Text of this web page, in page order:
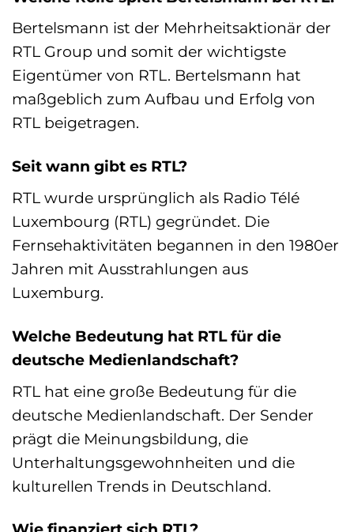
Bertelsmann ist der Mehrheitsaktionär der
RTL Group und somit der wichtigste
Eigentümer von RTL. Bertelsmann hat
maßgeblich zum Aufbau und Erfolg von
RTL beigetragen.
Seit wann gibt es RTL?
RTL wurde ursprünglich als Radio Télé
Luxembourg (RTL) gegründet. Die
Fernsehaktivitäten begannen in den 1980er
Jahren mit Ausstrahlungen aus
Luxemburg.
Welche Bedeutung hat RTL für die
deutsche Medienlandschaft?
RTL hat eine große Bedeutung für die
deutsche Medienlandschaft. Der Sender
prägt die Meinungsbildung, die
Unterhaltungsgewohnheiten und die
kulturellen Trends in Deutschland.